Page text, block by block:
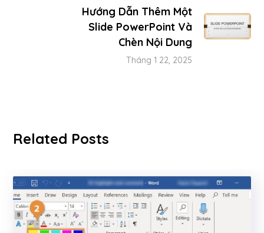
Hướng Dẫn Thêm Một
Slide PowerPoint Và
Chèn Nội Dung
Tháng 1 22, 2025
Related Posts